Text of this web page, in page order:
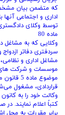
‌که متضمن بیان
اداری و اجتماعی
توسط وکلای
ماده 80
وکلایی که به مشاغل
سردفتری دفاتر
مشاغل اداری و
موسسات و شرکت‌ های
موضوع
قراردادی، مشغول
وکالت خود را به
کتباً اعلام نمایند.
برابر مقررات به محل